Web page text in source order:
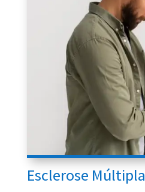
Esclerose Múltipla